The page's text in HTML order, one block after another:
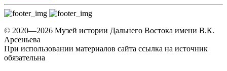
© 2020—2026 Музей истории Дальнего Востока имени В.К.
Арсеньева
При использовании материалов сайта ссылка на источник
обязательна